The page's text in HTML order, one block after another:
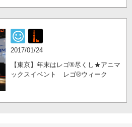
2017/01/24
【東京】年末はレゴ®尽くし★アニマ
ックスイベント レゴ®ウィーク